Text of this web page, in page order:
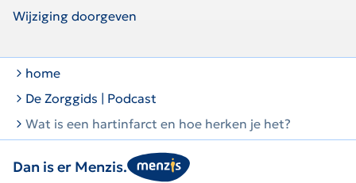
Wijziging doorgeven
home
De Zorggids | Podcast
Wat is een hartinfarct en hoe herken je het?
Dan is er Menzis.